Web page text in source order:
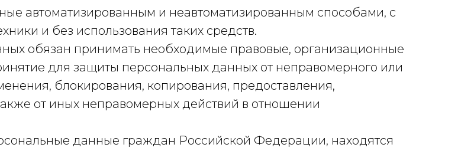
автоматизированным и неавтоматизированным способами, с
и без использования таких средств.
обязан принимать необходимые правовые, организационные
для защиты персональных данных от неправомерного или
блокирования, копирования, предоставления,
от иных неправомерных действий в отношении
данные граждан Российской Федерации, находятся